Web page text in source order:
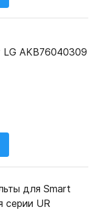
для Smart
серии UR
AKB76040309